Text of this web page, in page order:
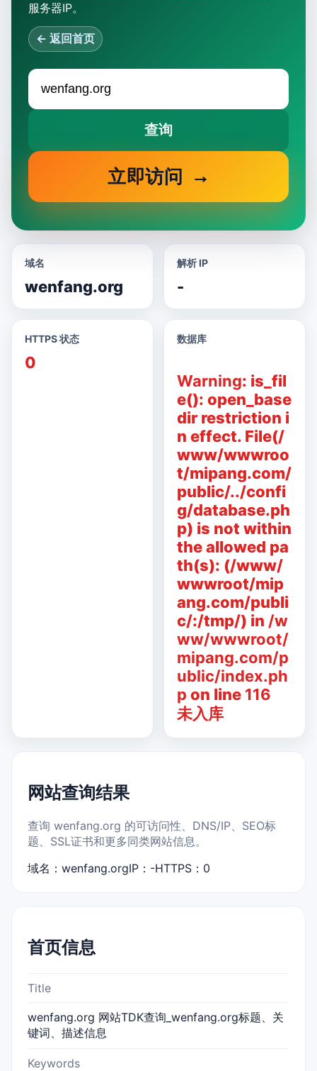
服务器IP。
← 返回首页
查询
立即访问
域名
wenfang.org
解析 IP
-
HTTPS 状态
0
数据库
Warning: is_fil
e(): open_base
dir restriction i
n effect. File(/
www/wwwroo
t/mipang.com/
public/../confi
g/database.ph
p) is not within
the allowed pa
th(s): (/www/
wwwroot/mip
ang.com/publi
c/:/tmp/) in /w
ww/wwwroot/
mipang.com/p
ublic/index.ph
p on line 116
未入库
网站查询结果
查询 wenfang.org 的可访问性、DNS/IP、SEO标
题、SSL证书和更多同类网站信息。
域名：wenfang.orgIP：-HTTPS：0
首页信息
Title
wenfang.org 网站TDK查询_wenfang.org标题、关
键词、描述信息
Keywords